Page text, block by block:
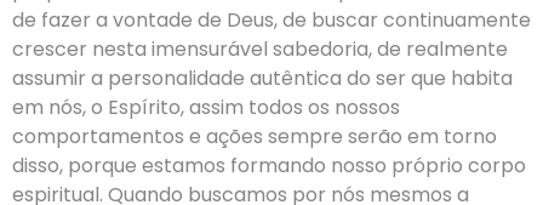
de fazer a vontade de Deus, de buscar continuamente
crescer nesta imensurável sabedoria, de realmente
assumir a personalidade autêntica do ser que habita
em nós, o Espírito, assim todos os nossos
comportamentos e ações sempre serão em torno
disso, porque estamos formando nosso próprio corpo
espiritual. Quando buscamos por nós mesmos a